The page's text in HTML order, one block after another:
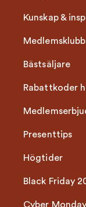
Kunskap &
Medlemsklubb
Bästsäljare
Rabattkoder
Presenttips
Högtider
Black Friday
Cyber